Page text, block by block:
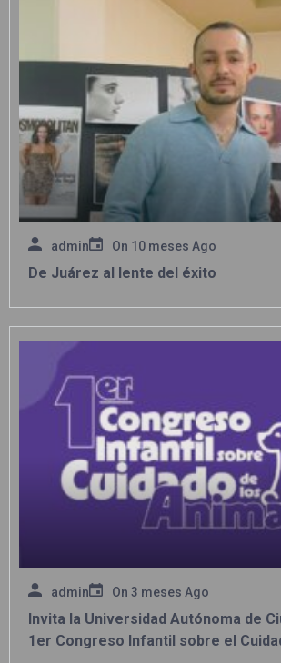
admin On 10 meses Ago
De Juárez al lente del éxito
admin On 3 meses Ago
Invita la Universidad Autónoma de
1er Congreso Infantil sobre el